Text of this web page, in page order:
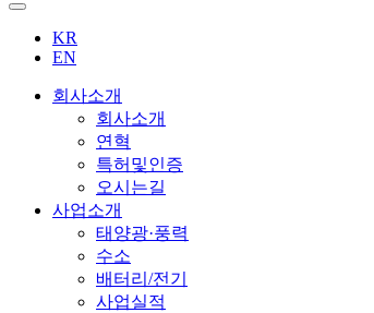
KR
EN
회사소개
회사소개
연혁
특허및인증
오시는길
사업소개
태양광·풍력
수소
배터리/전기
사업실적